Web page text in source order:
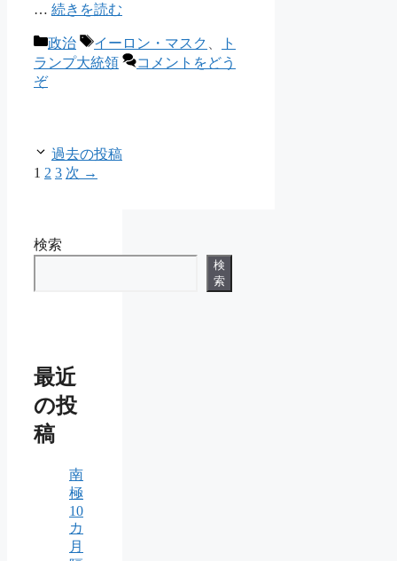
… 続きを読む
カ
テ
ゴ
政治
タ
グ
イーロン・マスク
ト
ランプ大統領
コメントをどう
ぞ
過去の投稿
ペ
1 ペ
2 ペ
3 次 →
検索
検
索
最近
の投
稿
南
極
10
カ
月